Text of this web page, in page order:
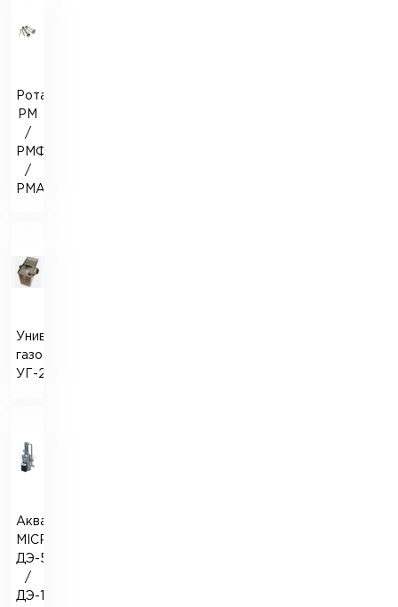
Ротаметр
РМ
/
РМФ
/
РМА
Универсальный
газоанализатор
УГ-2
Аквадистиллятор
MICROmed
ДЭ-5
/
ДЭ-10